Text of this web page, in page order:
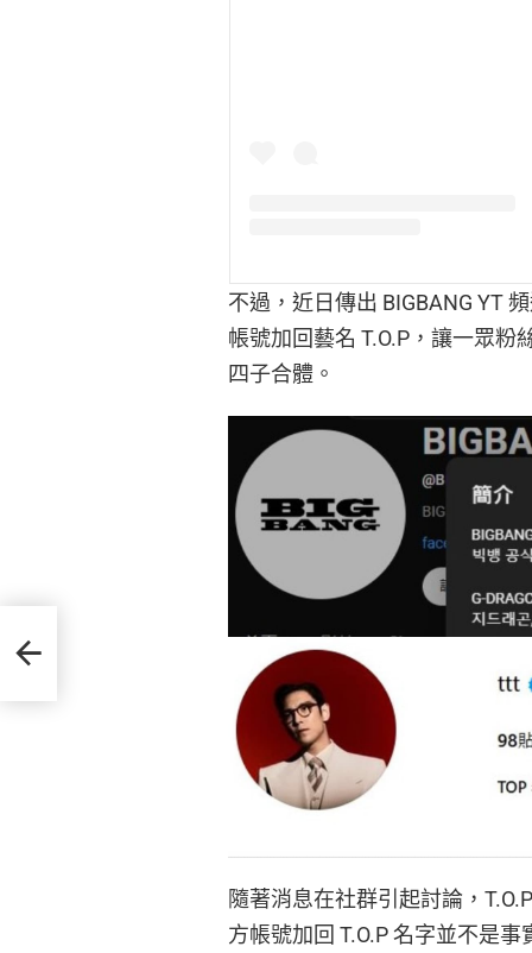
不過，近日傳出 BIGBANG YT
帳號加回藝名 T.O.P，讓一眾粉
四子合體。
隨著消息在社群引起討論，
方帳號加回 T.O.P 名字並不是
秒